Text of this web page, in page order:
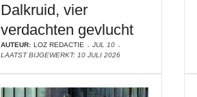
Dalkruid, vier
verdachten gevlucht
AUTEUR: LOZ REDACTIE
JUL 10
LAATST BIJGEWERKT: 10 JULI 2026